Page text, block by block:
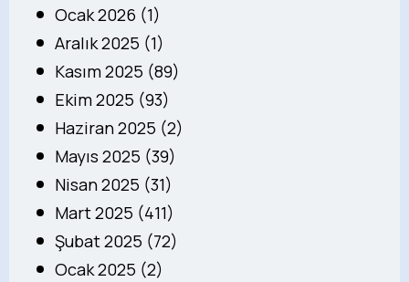
Ocak 2026 (1)
Aralık 2025 (1)
Kasım 2025 (89)
Ekim 2025 (93)
Haziran 2025 (2)
Mayıs 2025 (39)
Nisan 2025 (31)
Mart 2025 (411)
Şubat 2025 (72)
Ocak 2025 (2)